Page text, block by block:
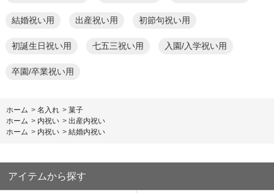
結婚祝い用 出産祝い用 初節句祝い用
初誕生日祝い用 七五三祝い用 入園/入学祝い用
卒園/卒業祝い用
ホーム > 名入れ > 菓子
ホーム > 内祝い > 出産内祝い
ホーム > 内祝い > 結婚内祝い
アイテムから探す